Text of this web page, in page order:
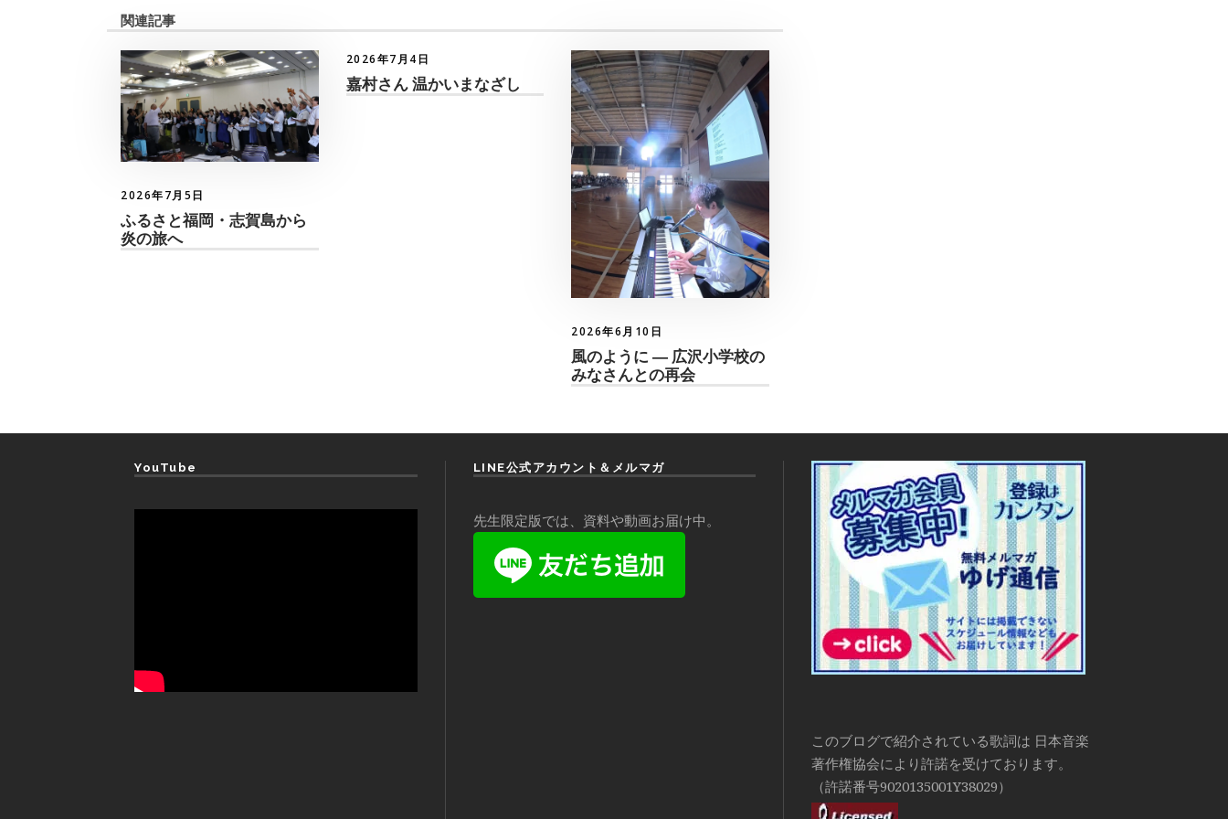
関連記事
2026年7月5日
ふるさと福岡・志賀島から
炎の旅へ
2026年7月4日
嘉村さん 温かいまなざし
2026年6月10日
風のように ― 広沢小学校の
みなさんとの再会
YouTube LINE公式アカウント＆メルマガ
先生限定版では、資料や動画お届け中。
このブログで紹介されている歌詞は 日本音楽
著作権協会により許諾を受けております。
（許諾番号9020135001Y38029）